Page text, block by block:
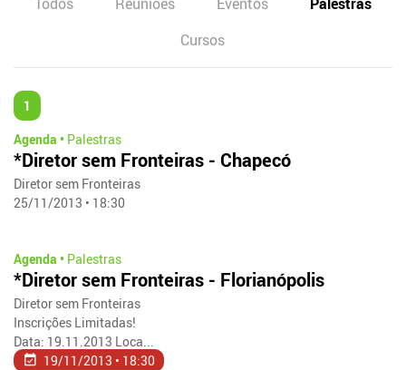
Cursos
1
Agenda • Palestras
*Diretor sem Fronteiras - Chapecó
Diretor sem Fronteiras
25/11/2013 • 18:30
Agenda • Palestras
*Diretor sem Fronteiras - Florianópolis
Diretor sem Fronteiras
Inscrições Limitadas!
Data: 19.11.2013 Loca...
19/11/2013 • 18:30